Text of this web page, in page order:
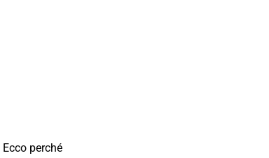
perché